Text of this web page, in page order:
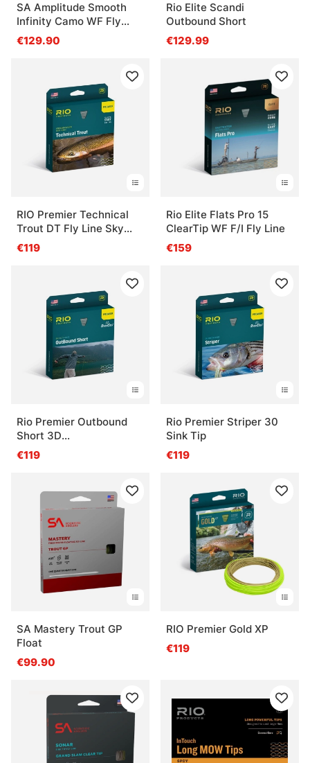
SA Amplitude Smooth
Infinity Camo WF Fly
Line
€129.90
Rio Elite Scandi
Outbound Short
€129.99
RIO Premier Technical
Trout DT Fly Line Sky
Blue/Peach
€119
Rio Elite Flats Pro 15
ClearTip WF F/I Fly Line
€159
Rio Premier Outbound
Short 3D
Intermediate/Sink5/Sink7
Fly Line
€119
Rio Premier Striper 30
Sink Tip
€119
SA Mastery Trout GP
Float
€99.90
RIO Premier Gold XP
€119